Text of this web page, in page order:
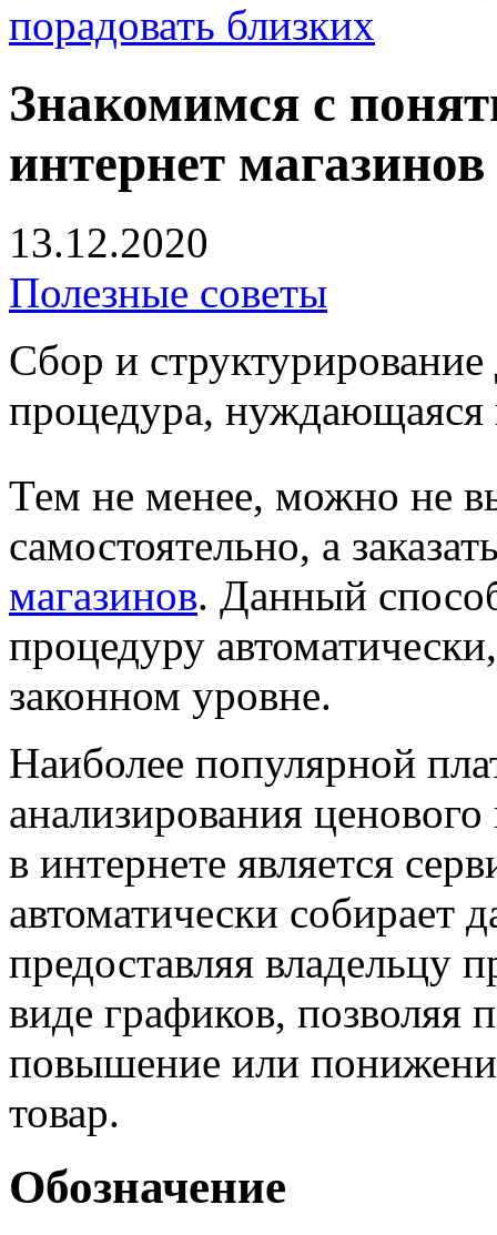
порадовать близких
Знакомимся с
интернет магазинов
13.12.2020
Полезные советы
Сбор и
процедура, нуждающаяся
Тем не менее, можно не
самостоятельно, а
магазинов. Данный
процедуру
законном уровне.
Наиболее популярной
анализирования
в интернете является
автоматически собирает
предоставляя владельцу
виде графиков, позволяя
повышение или
товар.
Обозначение